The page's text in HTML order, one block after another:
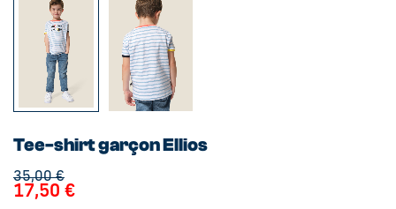
Tee-shirt garçon Ellios
35,00€
17,50 €